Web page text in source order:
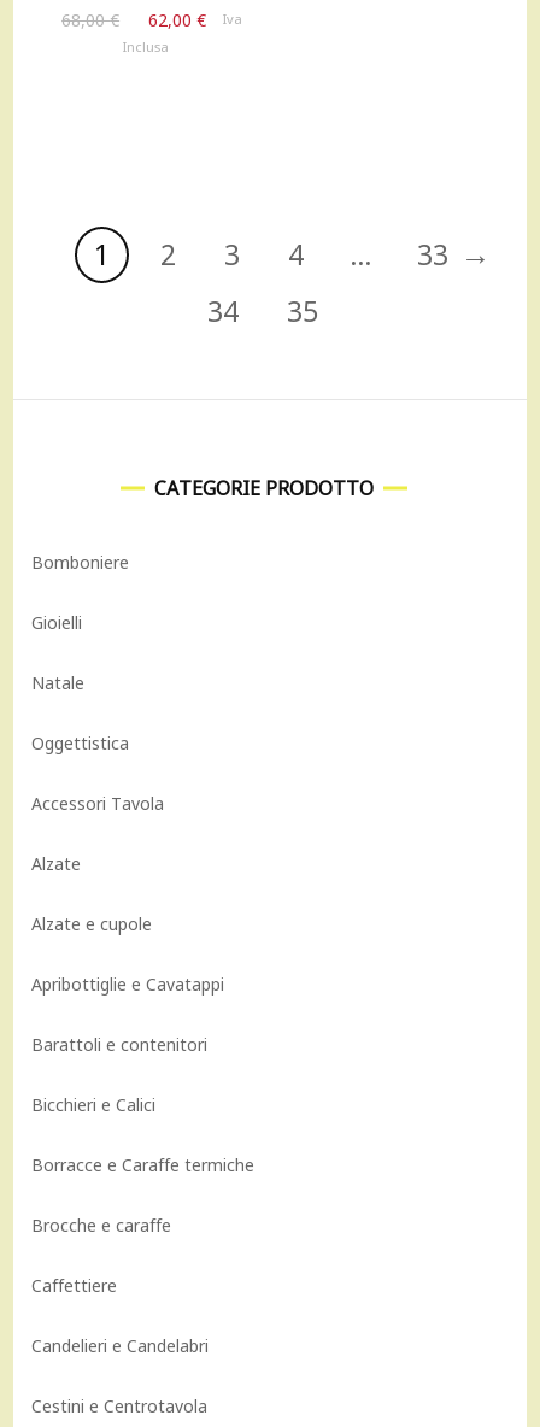
68,00€
prezzo
62,00€
IlIva
Inclusa
1 2 3 4 …
33
34
35
→
CATEGORIE PRODOTTO
Bomboniere
Gioielli
Natale
Oggettistica
Accessori Tavola
Alzate
Alzate e cupole
Apribottiglie e Cavatappi
Barattoli e contenitori
Bicchieri e Calici
Borracce e Caraffe termiche
Brocche e caraffe
Caffettiere
Candelieri e Candelabri
Cestini e Centrotavola